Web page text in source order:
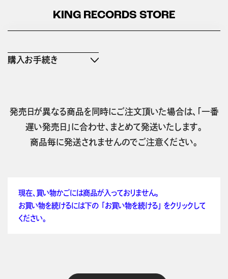
KING RECORDS STORE
購入お手続き
発売日が異なる商品を同時にご注文頂いた場合は、「一番
遅い発売日」に合わせ、まとめて発送いたします。
商品毎に発送されませんのでご注意ください。
現在、買い物かごには商品が入っておりません。
お買い物を続けるには下の 「お買い物を続ける」 をクリックして
ください。